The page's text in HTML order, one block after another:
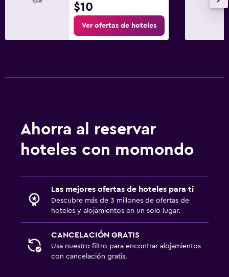
$10
Ver ofertas de hoteles
Ahorra al reservar
hoteles con momondo
Las mejores ofertas de hoteles para ti
Descubre más de 3 millones de ofertas de
hoteles y alojamientos en un solo lugar.
CANCELACIÓN GRATIS
Usa nuestro filtro para encontrar alojamientos
con cancelación gratis.